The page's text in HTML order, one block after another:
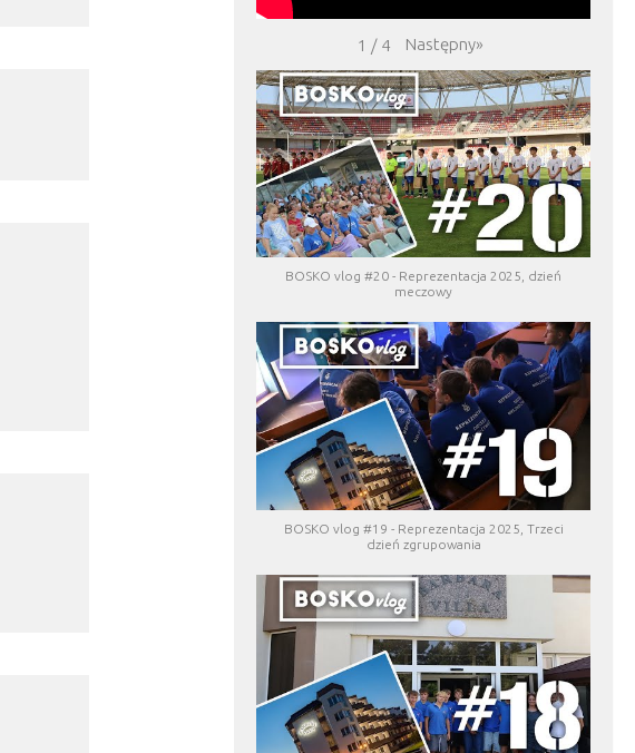
1 / 4 Następny»
BOSKO vlog #20 - Reprezentacja 2025, dzień
meczowy
BOSKO vlog #19 - Reprezentacja 2025, Trzeci
dzień zgrupowania